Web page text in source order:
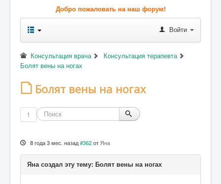
Весь Медикал
Диагностика
Советы врача
Форум
Добро пожаловать на наш форум!
Войти
Консультация врача
Консультация терапевта
Болят вены на ногах
Болят вены на ногах
1
8 года 3 мес. назад #362 от Яна
Яна создал эту тему: Болят вены на ногах